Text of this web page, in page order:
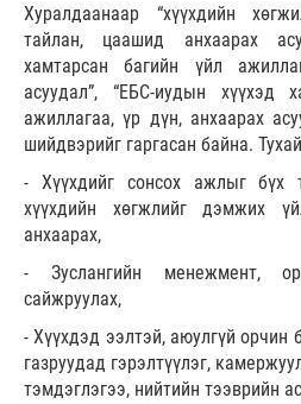
Хуралдаанаар “хүүхдийн
тайлан, цаашид анхаарах
хамтарсан багийн үйл
асуудал”, “ЕБС-иудын хүүхэд
ажиллагаа, үр дүн, анхаарах
шийдвэрийг гаргасан байна.
- Хүүхдийг сонсох ажлыг бүх
хүүхдийн хөгжлийг дэмжих
анхаарах,
- Зуслангийн менежмент,
сайжруулах,
- Хүүхдэд ээлтэй, аюулгүй орчин
газруудад гэрэлтүүлэг,
тэмдэглэгээ, нийтийн тээврийн